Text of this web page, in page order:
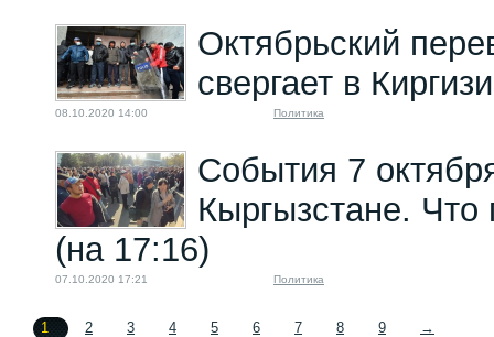
Октябрьский
свергает в
08.10.2020 14:00 Политика
События 7
Кыргызстане. Что
(на 17:16)
07.10.2020 17:21 Политика
1 2 3 4 5 6 7 8 9 →